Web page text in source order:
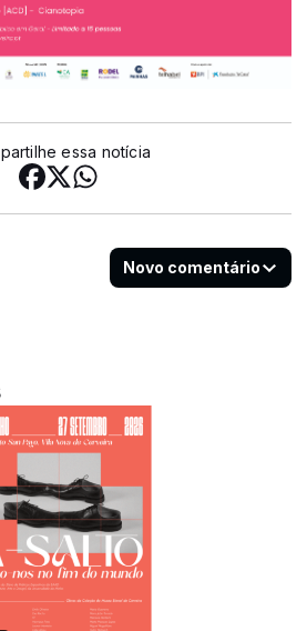
essa notícia
Novo comentário